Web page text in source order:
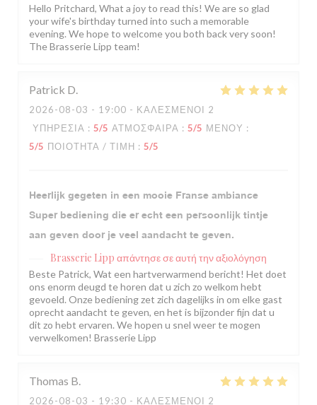
Hello Pritchard, What a joy to read this! We are so glad
your wife's birthday turned into such a memorable
evening. We hope to welcome you both back very soon!
The Brasserie Lipp team!
Patrick D
2026-08-03 - 19:00 - ΚΑΛΕΣΜΈΝΟΙ 2
ΥΠΗΡΕΣΊΑ : 5/5 ΑΤΜΌΣΦΑΙΡΑ : 5/5 ΜΕΝΟΎ :
5/5 ΠΟΙΌΤΗΤΑ / ΤΙΜΉ : 5/5
Heerlijk gegeten in een mooie Franse ambiance
Super bediening die er echt een persoonlijk tintje
aan geven door je veel aandacht te geven.
Brasserie Lipp απάντησε σε αυτή την αξιολόγηση
Beste Patrick, Wat een hartverwarmend bericht! Het doet
ons enorm deugd te horen dat u zich zo welkom hebt
gevoeld. Onze bediening zet zich dagelijks in om elke gast
oprecht aandacht te geven, en het is bijzonder fijn dat u
dit zo hebt ervaren. We hopen u snel weer te mogen
verwelkomen! Brasserie Lipp
Thomas B
2026-08-03 - 19:30 - ΚΑΛΕΣΜΈΝΟΙ 2